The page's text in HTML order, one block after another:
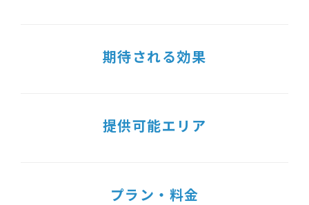
期待される効果
提供可能エリア
プラン・料金